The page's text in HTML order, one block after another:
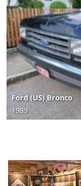
Ford (US) Bronco
1989